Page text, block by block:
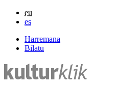
eu
es
Harremana
Bilatu